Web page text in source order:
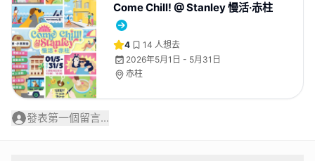
Come Chill! @ Stanley 慢活·赤柱
4 14 人想去
2026年5月1日 - 5月31日
赤柱
發表第一個留言...